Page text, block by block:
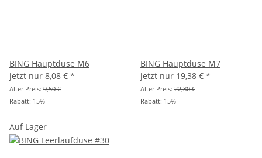
BING Hauptdüse M6
jetzt nur 8,08 € *
Alter Preis: 9,50 €
Rabatt: 15%
BING Hauptdüse M7
jetzt nur 19,38 € *
Alter Preis: 22,80 €
Rabatt: 15%
Auf Lager